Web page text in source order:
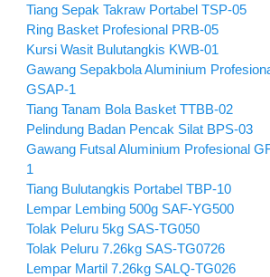
Tiang Sepak Takraw Portabel TSP-05
Ring Basket Profesional PRB-05
Kursi Wasit Bulutangkis KWB-01
Gawang Sepakbola Aluminium
GSAP-1
Tiang Tanam Bola Basket TTBB-02
Pelindung Badan Pencak Silat BPS-03
Gawang Futsal Aluminium Profesional
1
Tiang Bulutangkis Portabel TBP-10
Lempar Lembing 500g SAF-YG500
Tolak Peluru 5kg SAS-TG050
Tolak Peluru 7.26kg SAS-TG0726
Lempar Martil 7.26kg SALQ-TG026